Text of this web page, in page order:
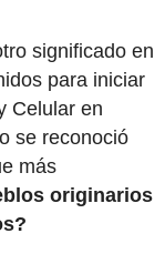
significado en
para iniciar
Celular en
se reconoció
más
originarios